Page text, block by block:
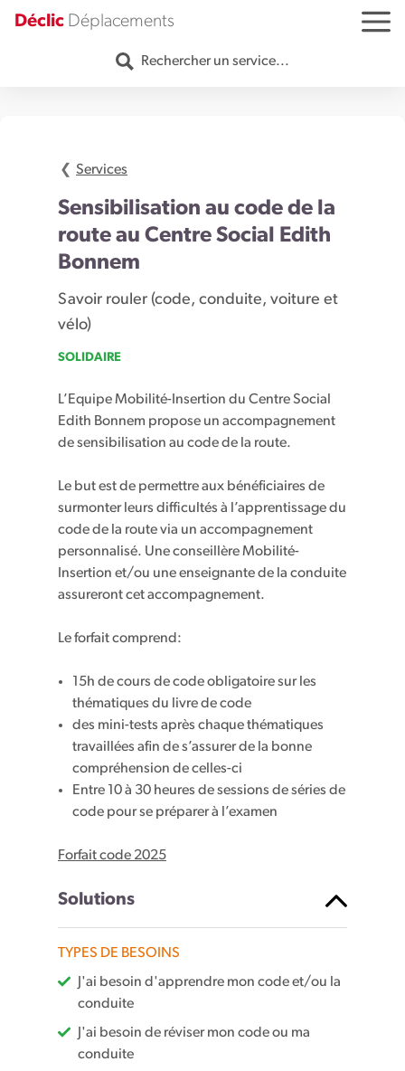
Aller au contenu
Déclic Déplacements
Rechercher un service...
MENU
Services
Sensibilisation au code de la
route au Centre Social Edith
Bonnem
Savoir rouler (code, conduite, voiture et
vélo)
SOLIDAIRE
L’Equipe Mobilité-Insertion du Centre Social
Edith Bonnem propose un accompagnement
de sensibilisation au code de la route.
Le but est de permettre aux bénéficiaires de
surmonter leurs difficultés à l’apprentissage du
code de la route via un accompagnement
personnalisé. Une conseillère Mobilité-
Insertion et/ou une enseignante de la conduite
assureront cet accompagnement.
Le forfait comprend:
15h de cours de code obligatoire sur les
thématiques du livre de code
des mini-tests après chaque thématiques
travaillées afin de s’assurer de la bonne
compréhension de celles-ci
Entre 10 à 30 heures de sessions de séries de
code pour se préparer à l’examen
Forfait code 2025
Solutions
TYPES DE BESOINS
J'ai besoin d'apprendre mon code et/ou la
conduite
J'ai besoin de réviser mon code ou ma
conduite